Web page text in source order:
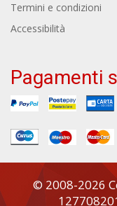
Termini e condizioni
Accessibilità
Pagamenti
© 2008-2026